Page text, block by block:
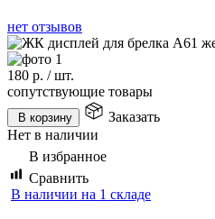
нет отзывов
180 р. /шт.
сопутствующие товары
В корзину
Заказать
Нет в наличии
В избранное
Сравнить
В наличии на 1 складе